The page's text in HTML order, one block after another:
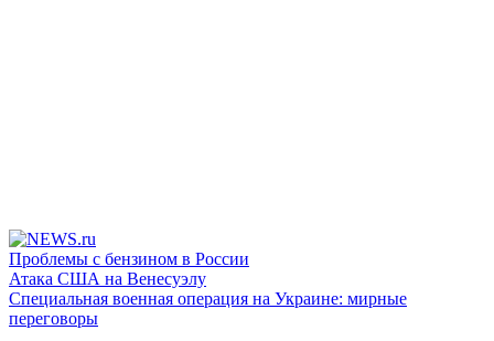
Проблемы с бензином в России
Атака США на Венесуэлу
Специальная военная операция на Украине: мирные
переговоры